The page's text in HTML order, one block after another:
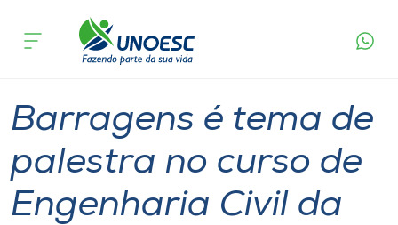
Cursos
Pesquisa
Atendimento ao Estudante
acontece
Barragens é tema de
palestra no curso de
Engenharia Civil da